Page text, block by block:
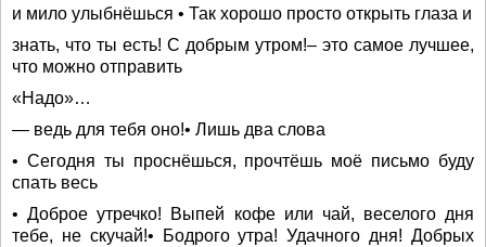
и мило улыбнёшься • Так хорошо просто открыть глаза и
знать, что ты есть! С добрым утром!– это самое лучшее,
что можно отправить
«Надо»…
— ведь для тебя оно!• Лишь два слова
• Сегодня ты проснёшься, прочтёшь моё письмо буду
спать весь
• Доброе утречко! Выпей кофе или чай, веселого дня
тебе, не скучай!• Бодрого утра! Удачного дня! Добрых